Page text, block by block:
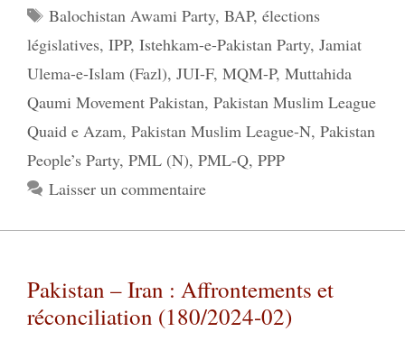
Étiquettes
Balochistan Awami Party, BAP, élections
législatives, IPP, Istehkam-e-Pakistan Party, Jamiat
Ulema-e-Islam (Fazl), JUI-F, MQM-P, Muttahida
Qaumi Movement Pakistan, Pakistan Muslim League
Quaid e Azam, Pakistan Muslim League-N, Pakistan
People’s Party, PML (N), PML-Q, PPP
Laisser un commentaire
Pakistan – Iran : Affrontements et
réconciliation (180/2024-02)